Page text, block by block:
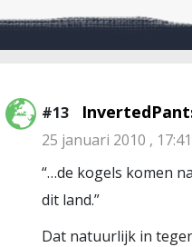
#13
25 januari 2010 , 17:41
“…de kogels komen
dit land.”
Dat natuurlijk in